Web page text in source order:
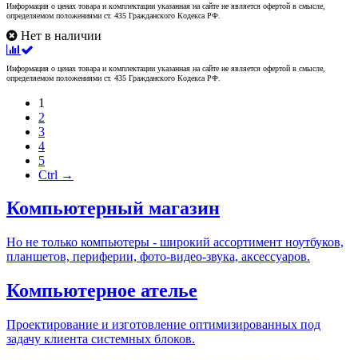
Информация о ценах товара и комплектации указанная на сайте не является офертой в смысле,
определяемом положениями ст. 435 Гражданского Кодекса РФ.
Нет в наличии
Информация о ценах товара и комплектации указанная на сайте не является офертой в смысле,
определяемом положениями ст. 435 Гражданского Кодекса РФ.
1
2
3
4
5
Ctrl →
Компьютерный магазин
Но не только компьютеры - широкий ассортимент ноутбуков,
планшетов, периферии, фото-видео-звука, аксессуаров.
Компьютерное ателье
Проектирование и изготовление оптимизированных под
задачу клиента системных блоков.